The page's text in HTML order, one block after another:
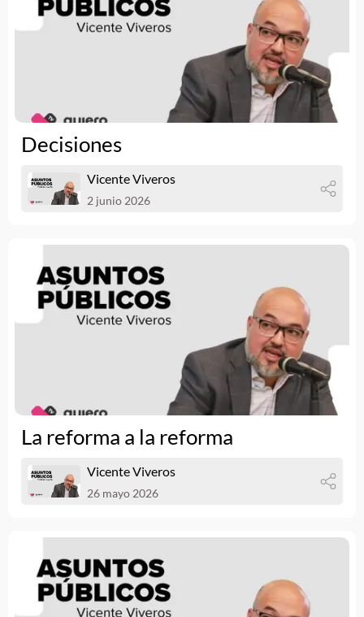
Decisiones
Vicente Viveros
2 junio 2026
La reforma a la reforma
Vicente Viveros
26 mayo 2026